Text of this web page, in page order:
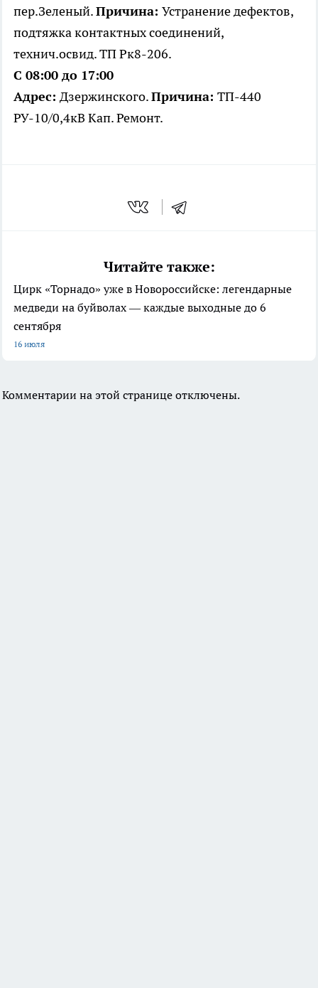
пер.Зеленый.Причина: Устранение дефектов,
подтяжка контактных соединений,
технич.освид. ТП Рк8-206.
С 08:00 до 17:00
Адрес: Дзержинского.Причина: ТП-440
РУ-10/0,4кВ Кап. Ремонт.
Читайте также:
Цирк «Торнадо» уже в Новороссийске: легендарные
медведи на буйволах — каждые выходные до 6
сентября
16 июля
Комментарии на этой странице отключены.